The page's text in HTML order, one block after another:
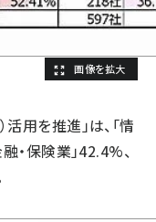
用を推進」は、「情
・保険業」42.4%、